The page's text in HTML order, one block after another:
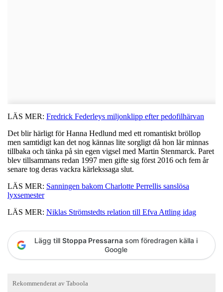
LÄS MER: Fredrick Federleys miljonklipp efter pedofilhärvan
Det blir härligt för Hanna Hedlund med ett romantiskt bröllop
men samtidigt kan det nog kännas lite sorgligt då hon lär minnas
tillbaka och tänka på sin egen vigsel med Martin Stenmarck. Paret
blev tillsammans redan 1997 men gifte sig först 2016 och fem år
senare tog deras vackra kärlekssaga slut.
LÄS MER: Sanningen bakom Charlotte Perrellis sanslösa
lyxsemester
LÄS MER: Niklas Strömstedts relation till Efva Attling idag
Lägg till Stoppa Pressarna som föredragen källa i
Google